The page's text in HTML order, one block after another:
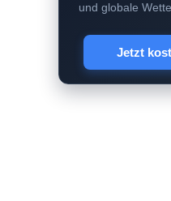
und globale
Jetzt